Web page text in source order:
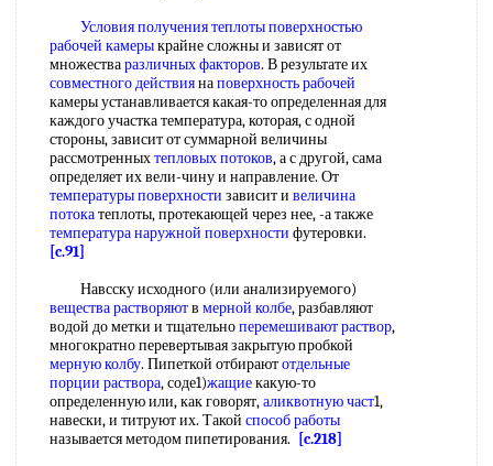
Условия получениятеплоты поверхностью
рабочей камерыкрайне сложны и зависят от
множестваразличных факторов. В результате их
совместного действиянаповерхность рабочей
камеры устанавливается какая-то определенная для
каждого участка температура, которая, с одной
стороны, зависит от суммарной величины
рассмотренныхтепловых потоков, а с другой, сама
определяет их вели-чину и направление. От
температуры поверхности зависит и величина
потокатеплоты, протекающей через нее, -а также
температура наружной поверхности футеровки.
[c.91]
Навсску исходного (или анализируемого)
вещества растворяютв мерной колбе, разбавляют
водой до метки и тщательноперемешивают раствор,
многократно перевертывая закрытую пробкой
мерную колбу. Пипеткой отбираютотдельные
порции раствора, соде1)жащиекакую-то
определенную или, как говорят,аликвотную част1,
навески, и титруют их. Такой способ работы
называется методом пипетирования.
[c.218]